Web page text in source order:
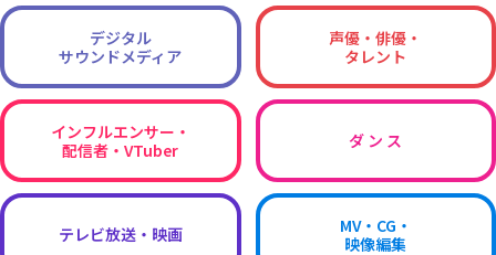
デジタル
サウンドメディア
声優・俳優・
タレント
インフルエンサー・
配信者・VTuber
ダ ン ス
テレビ放送・映画
MV・CG・
映像編集